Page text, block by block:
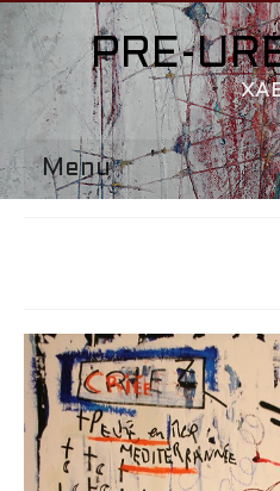
PRE-
Menu
FACES
BB-OS
415-1115
Contact